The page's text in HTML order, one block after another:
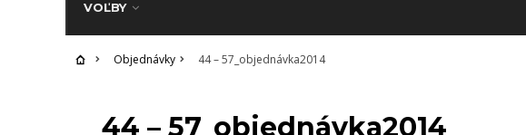
VOĽBY
Objednávky 44 – 57_objednávka2014
OBJEDNÁVKY
44 – 57_objednávka2014